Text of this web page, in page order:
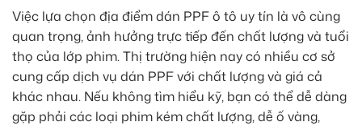
Việc lựa chọn địa điểm dán PPF ô tô uy tín là vô cùng
quan trọng, ảnh hưởng trực tiếp đến chất lượng và tuổi
thọ của lớp phim. Thị trường hiện nay có nhiều cơ sở
cung cấp dịch vụ dán PPF với chất lượng và giá cả
khác nhau. Nếu không tìm hiểu kỹ, bạn có thể dễ dàng
gặp phải các loại phim kém chất lượng, dễ ố vàng,